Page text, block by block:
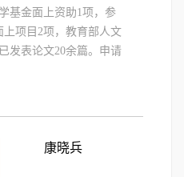
基金面上资助1项，参
项目2项，教育部人文
发表论文20余篇。申请
康晓兵